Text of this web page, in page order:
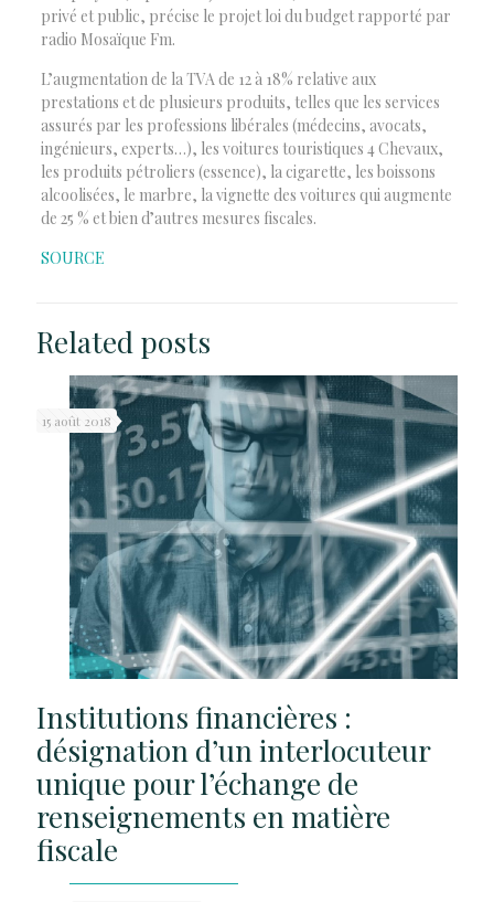
privé et public, précise le projet loi du budget rapporté par
radio Mosaïque Fm.
L’augmentation de la TVA de 12 à 18% relative aux
prestations et de plusieurs produits, telles que les services
assurés par les professions libérales (médecins, avocats,
ingénieurs, experts…), les voitures touristiques 4 Chevaux,
les produits pétroliers (essence), la cigarette, les boissons
alcoolisées, le marbre, la vignette des voitures qui augmente
de 25 % et bien d’autres mesures fiscales.
SOURCE
Related posts
15 août 2018
Institutions financières :
désignation d’un interlocuteur
unique pour l’échange de
renseignements en matière
fiscale